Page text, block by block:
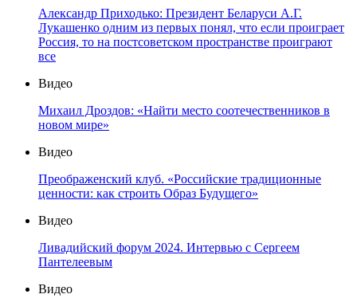
Александр Приходько: Президент Беларуси А.Г.
Лукашенко одним из первых понял, что если проиграет
Россия, то на постсоветском пространстве проиграют
все
Видео
Михаил Дроздов: «Найти место соотечественников в
новом мире»
Видео
Преображенский клуб. «Российские традиционные
ценности: как строить Образ Будущего»
Видео
Ливадийский форум 2024. Интервью с Сергеем
Пантелеевым
Видео